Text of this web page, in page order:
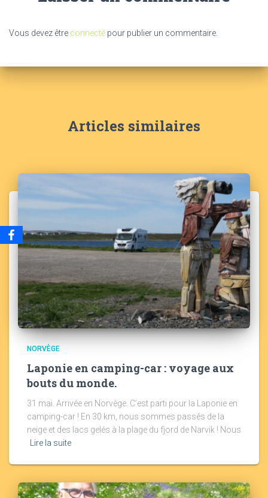
Vous devez être connecté pour publier un commentaire.
Articles similaires
NORVÈGE
Laponie en camping-car : voyage aux
bouts du monde.
31 mai. Arrivée en Norvège. C’est parti pour la Laponie en
camping-car ! En 30 km, nous sommes passés de la
neige et des lacs gelés à la plage du fjord de Narvik ! Nous
Lire la suite